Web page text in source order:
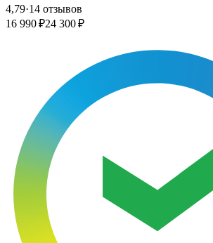
4,79·14 отзывов
16 990 ₽24 300 ₽